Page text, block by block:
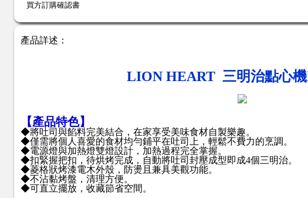
買方訂購確認書
產品詳述：
LION HEART 三明治點心機
【產品特色】
◆將吐司與餡料完美結合，在家享受美味食材自製樂趣。
◆僅需將個人喜愛的食材均勻鋪平在吐司上，輕鬆不費力的烹調。
◆電源燈與加熱燈雙燈設計，加熱過程完全掌握。
◆扣緊握把扣，待烘烤完成，自動將吐司封壓成型即成4個三明治。
◆菱格狀烤漆電木外殼，防燙且兼具美觀功能。
◆不沾黏烤盤，清理方便。
◆可直立擺放，收藏節省空間。